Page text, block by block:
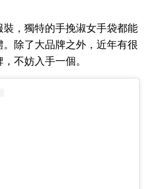
，獨特的手挽淑女手袋都能
除了大品牌之外，近年有很
不妨入手一個。